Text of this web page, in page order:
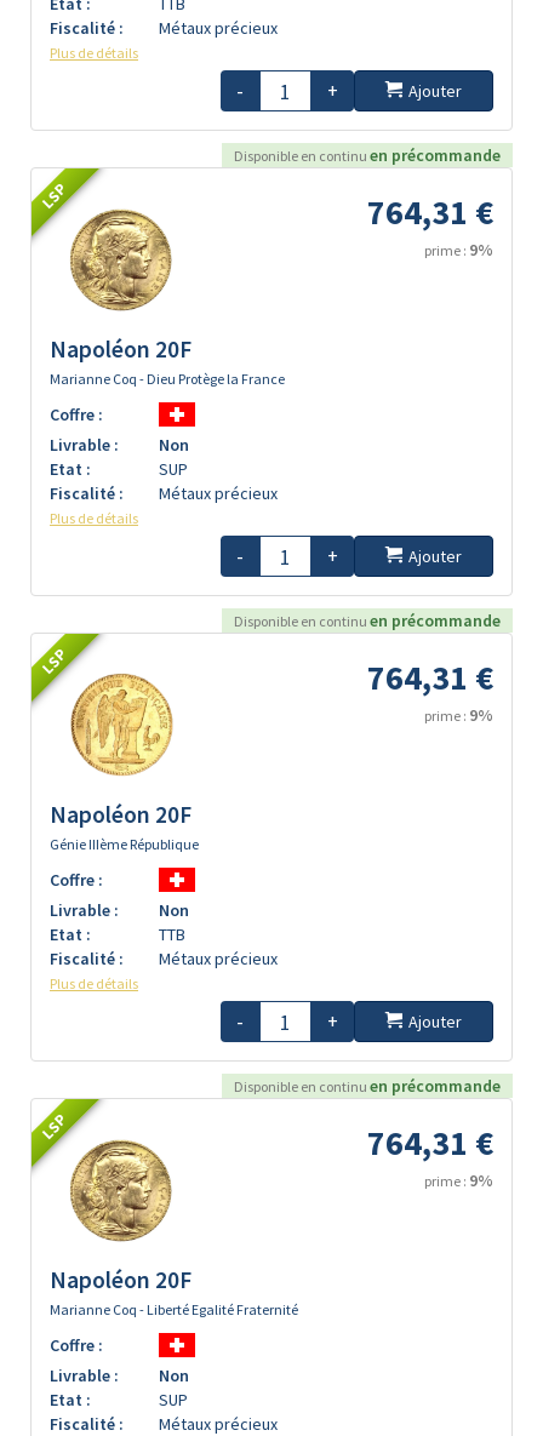
Fiscalité :
Métaux précieux
Plus de détails
- + Ajouter
Disponible en continu en précommande
LSP 764,31 €
prime : 9%
Napoléon 20F
Marianne Coq - Dieu Protège la France
Coffre :
Livrable :
Non
Etat :
SUP
Fiscalité :
Métaux précieux
Plus de détails
- + Ajouter
Disponible en continu en précommande
LSP 764,31 €
prime : 9%
Napoléon 20F
Génie IIIème République
Coffre :
Livrable :
Non
Etat :
TTB
Fiscalité :
Métaux précieux
Plus de détails
- + Ajouter
Disponible en continu en précommande
LSP 764,31 €
prime : 9%
Napoléon 20F
Marianne Coq - Liberté Egalité Fraternité
Coffre :
Livrable :
Non
Etat :
SUP
Fiscalité :
Métaux précieux